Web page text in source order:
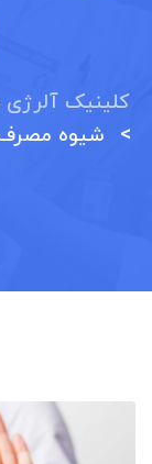
کلینیک آلرژی
>
شیوه مصرف